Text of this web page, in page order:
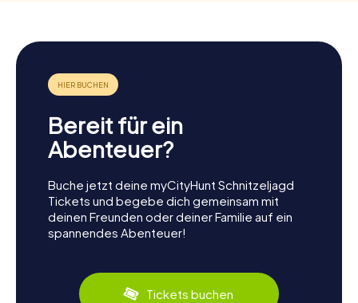
Bereit für ein
Abenteuer?
Buche jetzt deine myCityHunt Schnitzeljagd
Tickets und begebe dich gemeinsam mit
deinen Freunden oder deiner Familie auf ein
spannendes Abenteuer!
Tickets buchen